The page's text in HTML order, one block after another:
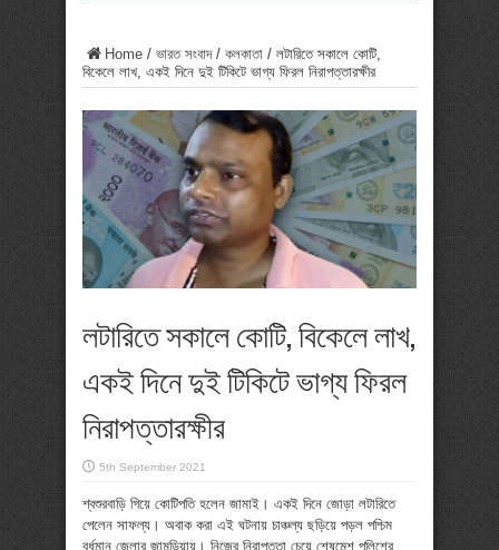
Home / ভারত সংবাদ/ কলকাতা / লটারিতে সকালে কোটি,
বিকেলে লাখ, একই দিনে দুই টিকিটে ভাগ্য ফিরল নিরাপত্তারক্ষীর
লটারিতে সকালে কোটি, বিকেলে লাখ,
একই দিনে দুই টিকিটে ভাগ্য ফিরল
নিরাপত্তারক্ষীর
5th September 2021
শ্বশুরবাড়ি গিয়ে কোটিপতি হলেন জামাই। একই দিনে জোড়া লটারিতে
পেলেন সাফল্য। অবাক করা এই ঘটনায় চাঞ্চল্য ছড়িয়ে পড়ল পশ্চিম
বর্ধমান জেলার জামুড়িয়ায়। নিজের নিরাপত্তা চেয়ে শেষমেশ পুলিশের